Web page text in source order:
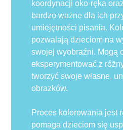
koordynacji oko-ręka
bardzo ważne dla ich
umiejętności pisania.
pozwalają dzieciom na
swojej wyobraźni. Mogą
eksperymentować z
tworzyć swoje własne,
obrazków.
Proces kolorowania jest
pomaga dzieciom się